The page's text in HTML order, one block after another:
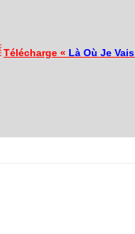
Télécharge « Là Où Je Vais